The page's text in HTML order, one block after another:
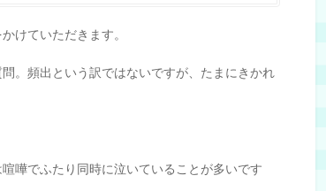
けていただきます。
。頻出という訳ではないですが、たまにきかれ
嘩でふたり同時に泣いていることが多いです